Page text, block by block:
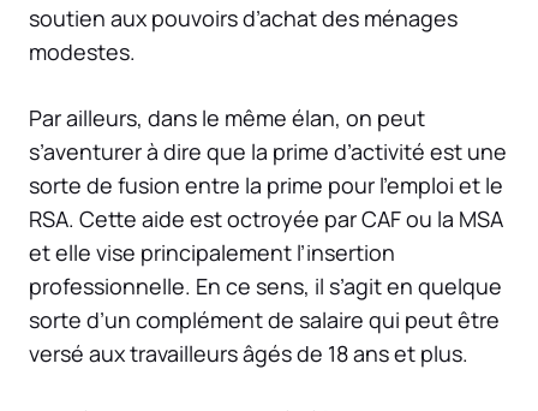
soutien aux pouvoirs d’achat des ménages
modestes.
Par ailleurs, dans le même élan, on peut
s’aventurer à dire que la prime d’activité est une
sorte de fusion entre la prime pour l’emploi et le
RSA. Cette aide est octroyée par CAF ou la MSA
et elle vise principalement l’insertion
professionnelle. En ce sens, il s’agit en quelque
sorte d’un complément de salaire qui peut être
versé aux travailleurs âgés de 18 ans et plus.